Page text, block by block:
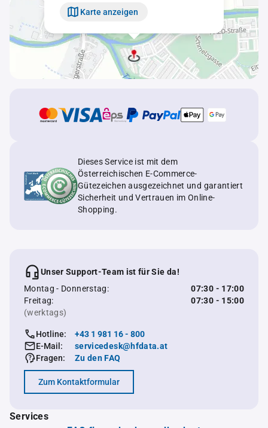
Karte anzeigen
Dieses Service ist mit dem
Österreichischen E-Commerce-
Gütezeichen ausgezeichnet und garantiert
Sicherheit und Vertrauen im Online-
Shopping.
Unser Support-Team ist für Sie da!
Montag - Donnerstag:
07:30 - 17:00
Freitag:
07:30 - 15:00
(werktags)
Hotline:
+43 1 981 16 - 800
E-Mail:
servicedesk@hfdata.at
Fragen:
Zu den FAQ
Zum Kontaktformular
Services